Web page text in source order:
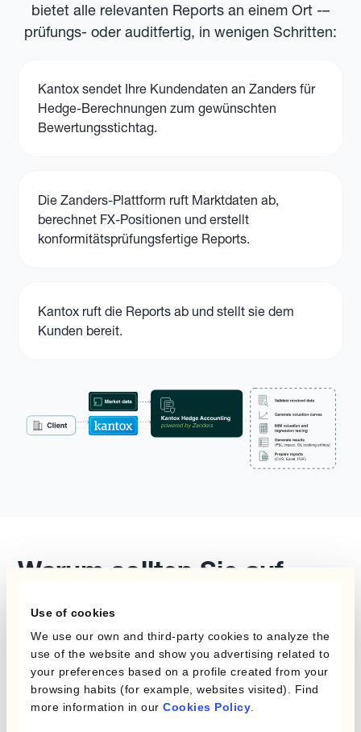
Use of cookies
We use our own and third-party cookies to analyze the
use of the website and show you advertising related to
your preferences based on a profile created from your
browsing habits (for example, websites visited). Find
more information in our Cookies Policy
bietet alle relevanten Reports an einem Ort -–
prüfungs- oder auditfertig, in wenigen Schritten:
Kantox sendet Ihre Kundendaten an Zanders für
Hedge-Berechnungen zum gewünschten
Bewertungsstichtag.
Die Zanders-Plattform ruft Marktdaten ab,
berechnet FX-Positionen und erstellt
konformitätsprüfungsfertige Reports.
Kantox ruft die Reports ab und stellt sie dem
Kunden bereit.
Warum sollten Sie auf
Kantox setzen?
Kantox und Zandersvereinen führende FX-
Hedging-Expertise mit tiefgehendem Hedge-
Accounting-Know-how, um Unternehmen eine
präzise, auditfähige Compliance zu ermöglichen.